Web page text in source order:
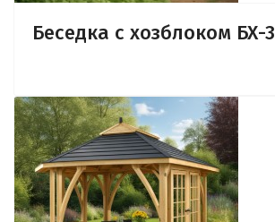
Беседка с хозблоком БХ-3